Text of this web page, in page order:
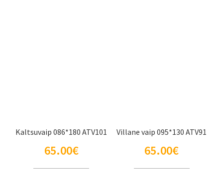
Kaltsuvaip 086*180 ATV101
65.00€
Villane vaip 095*130 ATV91
65.00€